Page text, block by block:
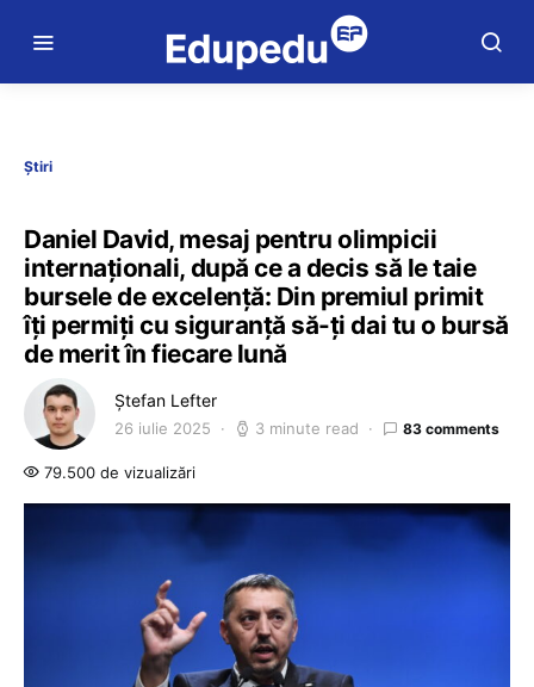
Știri
Daniel David, mesaj pentru olimpicii
internaționali, după ce a decis să le taie
bursele de excelență: Din premiul primit
îți permiți cu siguranță să-ți dai tu o bursă
de merit în fiecare lună
Ștefan Lefter
26 iulie 2025 3 minute read 83 comments
79.500 de vizualizări